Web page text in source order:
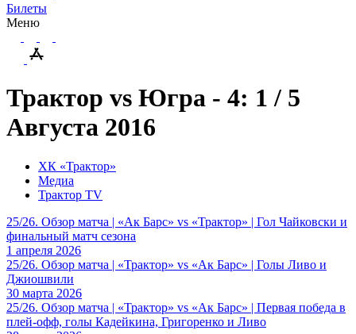
Билеты
Меню
Трактор vs Югра - 4: 1 / 5
Августа 2016
ХК «Трактор»
Медиа
Трактор TV
25/26. Обзор матча | «Ак Барс» vs «Трактор» | Гол Чайковски и
финальный матч сезона
1 апреля 2026
25/26. Обзор матча | «Трактор» vs «Ак Барс» | Голы Ливо и
Джиошвили
30 марта 2026
25/26. Обзор матча | «Трактор» vs «Ак Барс» | Первая победа в
плей-офф, голы Кадейкина, Григоренко и Ливо